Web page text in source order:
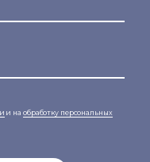
и на обработку персональных